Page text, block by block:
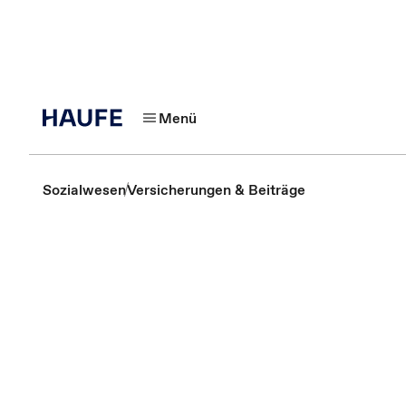
Menü
SozialwesenVersicherungen & Beiträge